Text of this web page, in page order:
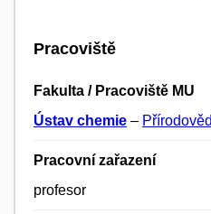
Pracoviště
Fakulta / Pracoviště MU
Ústav chemie –
Pracovní zařazení
profesor